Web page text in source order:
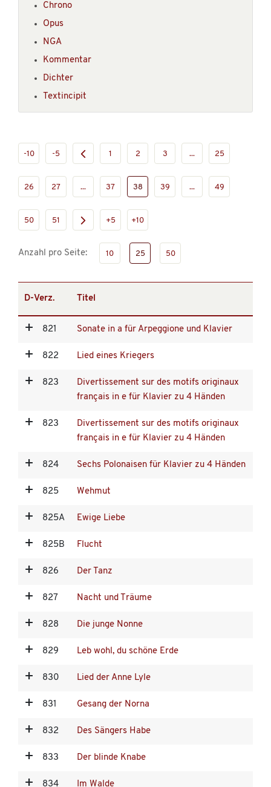
Chrono
Opus
NGA
Kommentar
Dichter
Textincipit
-10 -5 1 2 3 ... 25
26 27 ... 37 38 39 ... 49
50 51 +5 +10
Anzahl pro Seite: 10 25 50
D-Verz. Titel
821 Sonate in a für Arpeggione und Klavier
822 Lied eines Kriegers
823
Divertissement sur des motifs originaux
français in e für Klavier zu 4 Händen
823
Divertissement sur des motifs originaux
français in e für Klavier zu 4 Händen
824 Sechs Polonaisen für Klavier zu 4 Händen
825 Wehmut
825A Ewige Liebe
825B Flucht
826 Der Tanz
827 Nacht und Träume
828 Die junge Nonne
829 Leb wohl, du schöne Erde
830 Lied der Anne Lyle
831 Gesang der Norna
832 Des Sängers Habe
833 Der blinde Knabe
834 Im Walde